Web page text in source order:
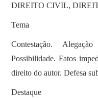
DIREITO CIVIL,
Tema
Contestação.
Possibilidade. Fatos
direito do autor. Defesa
Destaque